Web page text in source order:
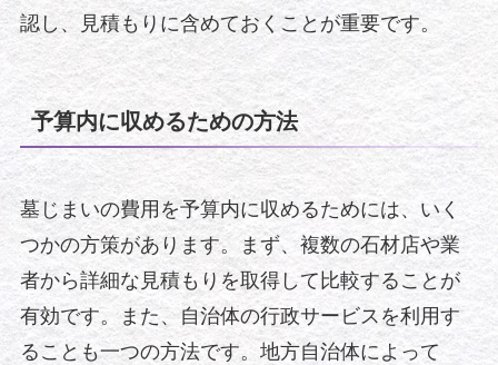
認し、見積もりに含めておくことが重要です。
予算内に収めるための方法
墓じまいの費用を予算内に収めるためには、いく
つかの方策があります。まず、複数の石材店や業
者から詳細な見積もりを取得して比較することが
有効です。また、自治体の行政サービスを利用す
ることも一つの方法です。地方自治体によって